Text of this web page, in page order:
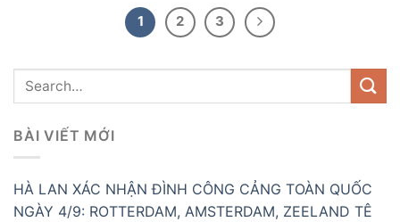
1 2 3
BÀI VIẾT MỚI
HÀ LAN XÁC NHẬN ĐÌNH CÔNG CẢNG TOÀN QUỐC
NGÀY 4/9: ROTTERDAM, AMSTERDAM, ZEELAND TÊ